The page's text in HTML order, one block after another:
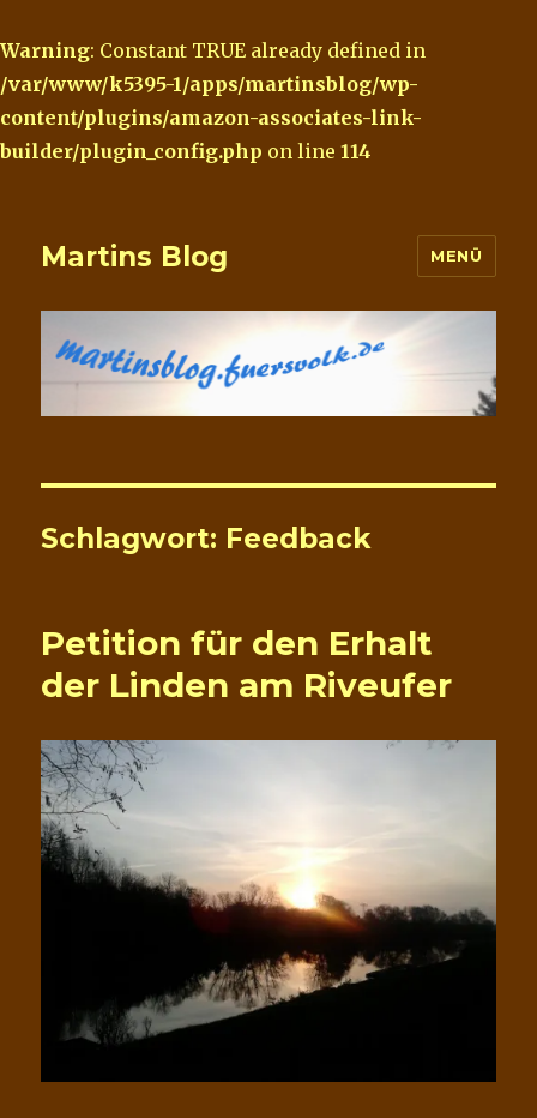
Warning: Constant TRUE already defined in
/var/www/k5395-1/apps/martinsblog/wp-
content/plugins/amazon-associates-link-
builder/plugin_config.php on line 114
Martins Blog MENÜ
Schlagwort: Feedback
Petition für den Erhalt
der Linden am Riveufer